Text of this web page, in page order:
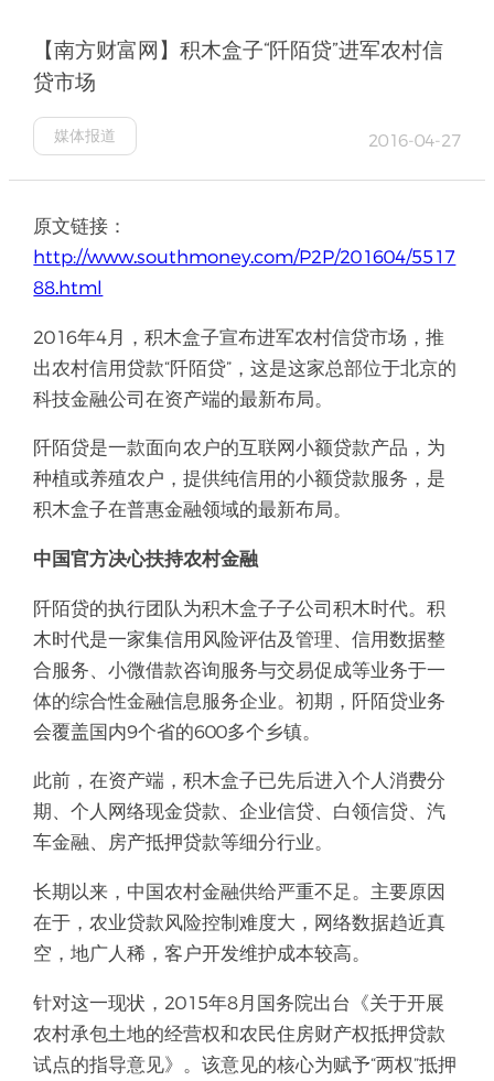
【南方财富网】积木盒子“阡陌贷”进军农村信
贷市场
媒体报道 2016-04-27
原文链接：
http://www.southmoney.com/P2P/201604/5517
88.html
2016年4月，积木盒子宣布进军农村信贷市场，推
出农村信用贷款“阡陌贷”，这是这家总部位于北京的
科技金融公司在资产端的最新布局。
阡陌贷是一款面向农户的互联网小额贷款产品，为
种植或养殖农户，提供纯信用的小额贷款服务，是
积木盒子在普惠金融领域的最新布局。
中国官方决心扶持农村金融
阡陌贷的执行团队为积木盒子子公司积木时代。积
木时代是一家集信用风险评估及管理、信用数据整
合服务、小微借款咨询服务与交易促成等业务于一
体的综合性金融信息服务企业。初期，阡陌贷业务
会覆盖国内9个省的600多个乡镇。
此前，在资产端，积木盒子已先后进入个人消费分
期、个人网络现金贷款、企业信贷、白领信贷、汽
车金融、房产抵押贷款等细分行业。
长期以来，中国农村金融供给严重不足。主要原因
在于，农业贷款风险控制难度大，网络数据趋近真
空，地广人稀，客户开发维护成本较高。
针对这一现状，2015年8月国务院出台《关于开展
农村承包土地的经营权和农民住房财产权抵押贷款
试点的指导意见》。该意见的核心为赋予“两权”抵押